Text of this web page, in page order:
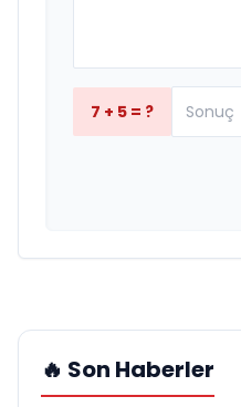
7 + 5 = ?
🔥 Son Haberler